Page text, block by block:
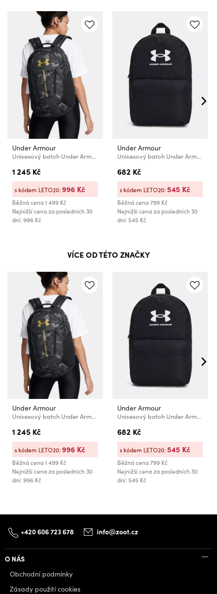
Under Armour
Unisexový batoh Under Armour UA Hustle 6.0 Backpack
1 245 Kč
Běžná cena1 499 Kč
Nejnižší cena za posledních 30
dní: 996 Kč
s kódem LETO20:996 Kč
Under Armour
Unisexový batoh Under Armour UA Loudon Lite Backpack
682 Kč
Běžná cena799 Kč
Nejnižší cena za posledních 30
dní: 545 Kč
s kódem LETO20:545 Kč
VÍCE OD TÉTO ZNAČKY
Under Armour
Unisexový batoh Under Armour UA Hustle 6.0 Backpack
1 245 Kč
Běžná cena1 499 Kč
Nejnižší cena za posledních 30
dní: 996 Kč
s kódem LETO20:996 Kč
Under Armour
Unisexový batoh Under Armour UA Loudon Lite Backpack
682 Kč
Běžná cena799 Kč
Nejnižší cena za posledních 30
dní: 545 Kč
s kódem LETO20:545 Kč
+420 606 723 678 info@zoot.cz
O NÁS
Obchodní podmínky
Zásady použití cookies